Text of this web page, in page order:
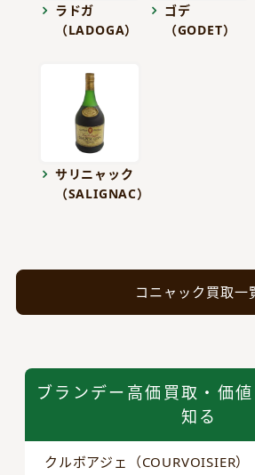
ラドガ
（LADOGA）
ゴデ
（GODET）
サリニャック
（SALIGNAC）
コニャック買取一
ブランデー高価買取・価
知る
クルボアジェ（COURVOISIER）